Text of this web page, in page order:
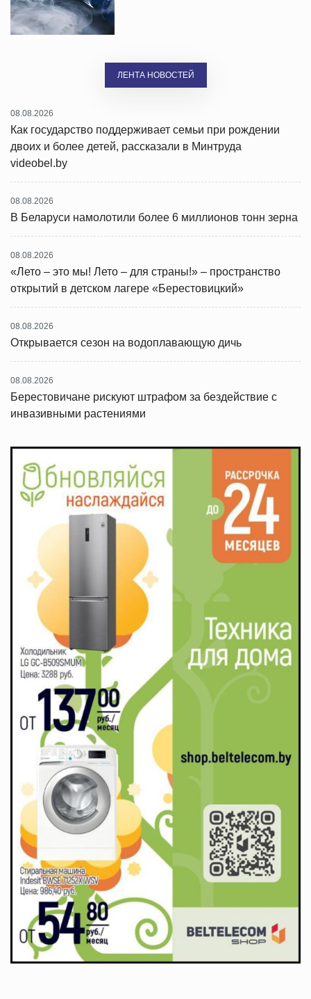
ЛЕНТА НОВОСТЕЙ
08.08.2026
Как государство поддерживает семьи при рождении
двоих и более детей, рассказали в Минтруда
videobel.by
08.08.2026
В Беларуси намолотили более 6 миллионов тонн зерна
08.08.2026
«Лето – это мы! Лето – для страны!» – пространство
открытий в детском лагере «Берестовицкий»
08.08.2026
Открывается сезон на водоплавающую дичь
08.08.2026
Берестовичане рискуют штрафом за бездействие с
инвазивными растениями